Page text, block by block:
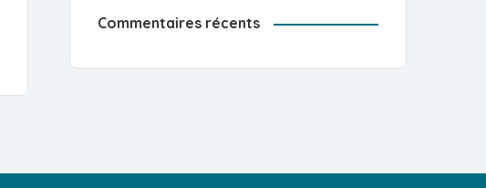
Commentaires récents